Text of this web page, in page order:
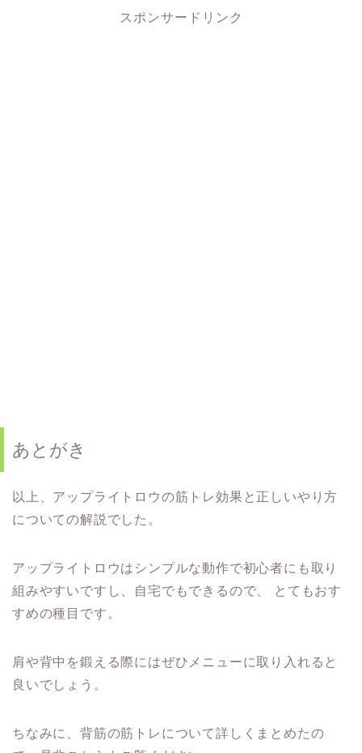
スポンサードリンク
あとがき
以上、アップライトロウの筋トレ効果と正しいやり方
についての解説でした。
アップライトロウはシンプルな動作で初心者にも取り
組みやすいですし、自宅でもできるので、
とてもおす
すめの種目です。
肩や背中を鍛える際にはぜひメニューに取り入れると
良いでしょう。
ちなみに、背筋の筋トレについて詳しくまとめたの